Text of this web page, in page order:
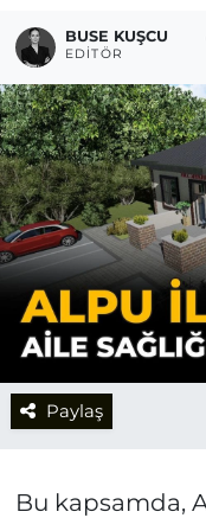
BUSE KUŞCU
EDITÖR
Paylaş
Bu kapsamda,